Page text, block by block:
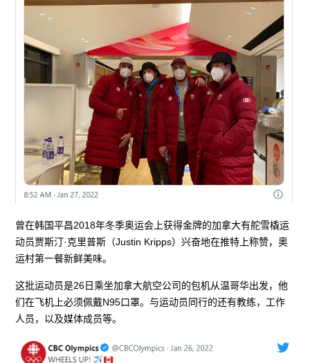
曾在韩国平昌2018年冬季奥运会上获得金牌的加拿大有舵雪橇运
动员贾斯汀·克里普斯（Justin Kripps）兴奋地在推特上称赞，奥
运村第一餐新鲜美味。
这批运动员是26日乘坐加拿大航空公司的包机从温哥华出发，他
们在飞机上必须佩戴N95口罩。与运动员同行的还有教练，工作
人员，以及媒体成员等。